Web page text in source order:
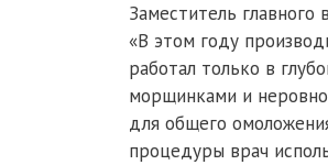
Заместитель
«В этом году
работал только в
морщинками и
для общего
процедуры врач